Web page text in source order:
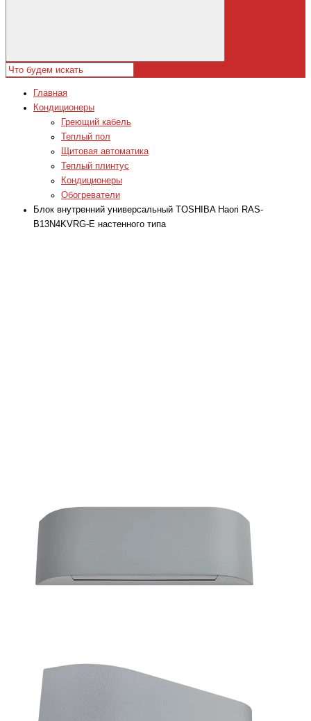
Главная
Кондиционеры
Греющий кабель
Теплый пол
Щитовая автоматика
Теплый плинтус
Кондиционеры
Обогреватели
Блок внутренний универсальный TOSHIBA Haori RAS-
B13N4KVRG-E настенного типа